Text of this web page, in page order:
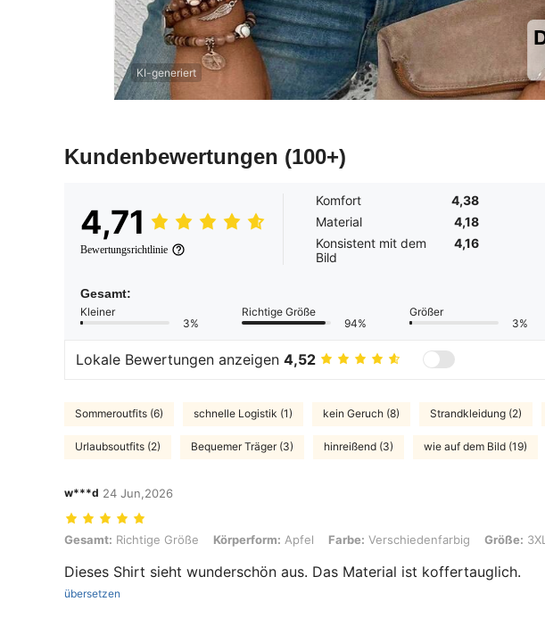
KI-generiert
Kundenbewertungen (100+)
4,71
Bewertungsrichtlinie
Komfort
4,38
Material
4,18
Konsistent mit dem
Bild
4,16
Gesamt:
Kleiner
3%
Richtige Größe
94%
Größer
3%
Lokale Bewertungen anzeigen 4,52
Sommeroutfits (6) schnelle Logistik (1) kein Geruch (8) Strandkleidung (2)
Urlaubsoutfits (2) Bequemer Träger (3) hinreißend (3) wie auf dem Bild (19)
w***d 24 Jun,2026
Gesamt: Richtige Größe, Körperform: Apfel, Farbe: Verschiedenfarbig, Größe: 3XL
Gesamt: Richtige Größe Körperform: Apfel Farbe: Verschiedenfarbig Größe: 3XL
Dieses Shirt sieht wunderschön aus. Das Material ist koffertauglich.
übersetzen